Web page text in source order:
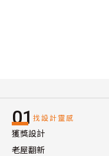
01 找設計靈感
獲獎設計
老屋翻新